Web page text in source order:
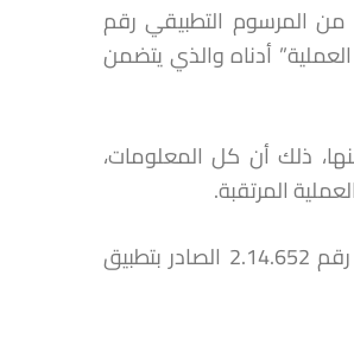
طبقا للمادة 13 من القانون رقم 12.104 المتعلق بحرية الأسعار والمنافسة والمادة 10 من المرسوم التطبيقي رقم
أدناه والذي يتضمن
ذلك أن كل المعلومات،
المرتقبة.
إن نشر هذا البلاغ لا يفيد بأن ملف التبليغ يعتبر كاملا طبقا لأحكام المادة 9 من المرسوم رقم 2.14.652 الصادر بتطبيق